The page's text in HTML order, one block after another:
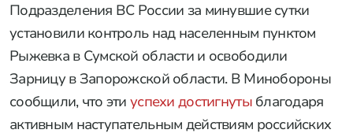
Подразделения ВС России за минувшие сутки
установили контроль над населенным пунктом
Рыжевка в Сумской области и освободили
Зарницу в Запорожской области. В Минобороны
сообщили, что этиуспехи достигнутыблагодаря
активным наступательным действиям российских